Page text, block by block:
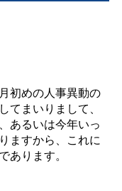
初めの人事異動の
まいりまして、
あるいは今年いっ
ますから、これに
ります。